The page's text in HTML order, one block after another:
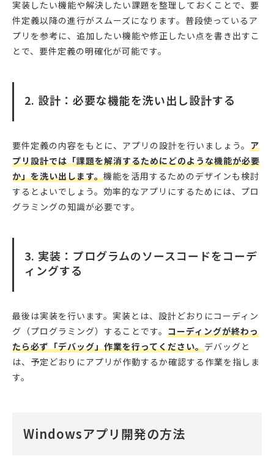
実装したい機能や解決したい課題を整理しておくことで、要
件定義以降の進行がスムーズになります。普段使っているア
プリを参考に、追加したい機能や修正したい点を書き出すこ
とで、要件定義の明確化が可能です。
2. 設計：必要な機能を洗い出し設計する
要件定義の内容をもとに、アプリの設計を行いましょう。 ア
プリ設計では「課題を解消するためにどのような機能が必要
か」を洗い出します。機能を活用するためのデザインも検討
するとよいでしょう。効率的なアプリにするためには、プロ
グラミングの知識が必要です。
3. 実装：プログラムのソースコードをコーデ
ィングする
最後は実装を行います。実装とは、設計どおりにコーディン
グ（プログラミング）することです。 コーディングが終わっ
たら必ず「デバッグ」作業を行ってください。デバッグと
は、予定どおりにアプリが作動するか確認する作業を指しま
す。
Windowsアプリ開発の方法